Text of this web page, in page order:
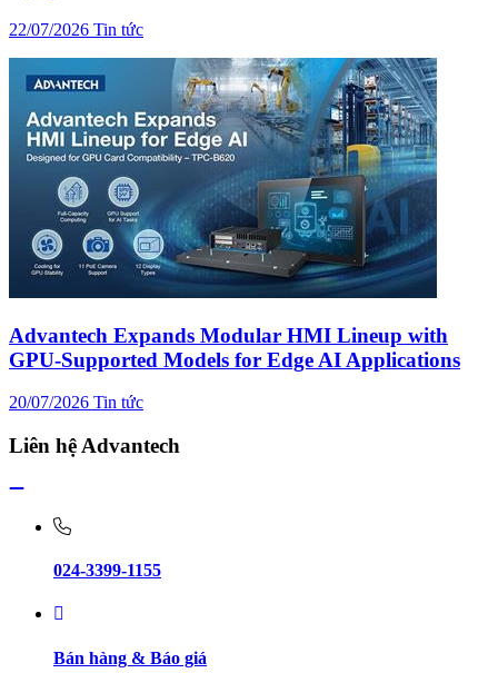
22/07/2026 Tin tức
Advantech Expands Modular HMI Lineup with
GPU-Supported Models for Edge AI Applications
20/07/2026 Tin tức
Liên hệ Advantech
024-3399-1155
Bán hàng & Báo giá